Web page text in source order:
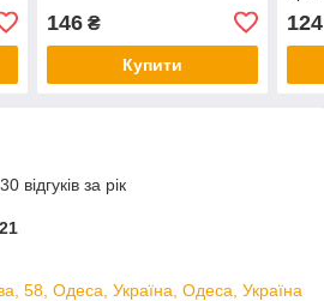
146₴
Купити
124
відгуків за рік
58, Одеса, Україна, Одеса, Україна